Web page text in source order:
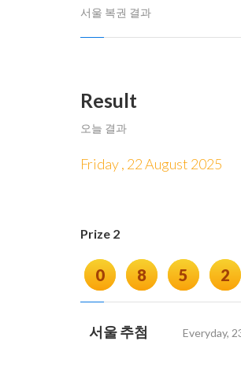
서울 복권 결과
Result
오늘 결과
Friday , 22 August 2025
Prize 2
0 8 5 2
서울 추첨 Everyday,